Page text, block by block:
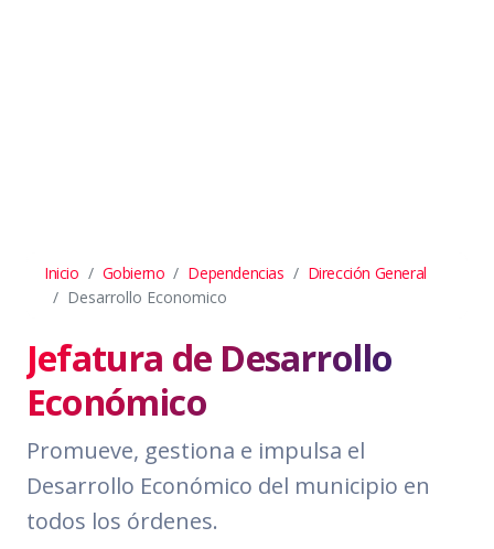
Inicio Gobierno Dependencias
Dirección General
Desarrollo Economico
Jefatura de Desarrollo
Económico
Promueve, gestiona e impulsa el
Desarrollo Económico del municipio en
todos los órdenes.